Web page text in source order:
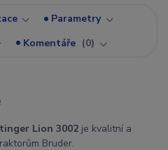
Parametry
Komentáře 0
Lion 3002 je kvalitní a
Bruder.